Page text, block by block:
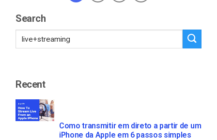
Search
Recent
Como transmitir em direto a partir de um
iPhone da Apple em 6 passos simples